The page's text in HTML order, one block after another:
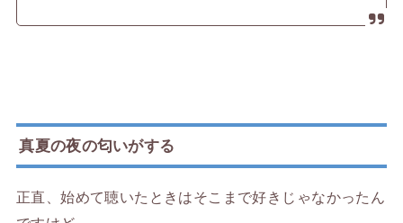
真夏の夜の匂いがする
正直、始めて聴いたときはそこまで好きじゃなかったん